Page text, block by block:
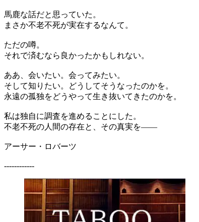
馬鹿な話だと思っていた。
まさか不老不死が実在するなんて。
ただの噂。
それで済むなら良かったかもしれない。
ああ、会いたい。会ってみたい。
そして知りたい。どうしてそうなったのかを。
永遠の孤独をどうやって生き抜いてきたのかを。
私は独自に調査を進めることにした。
不老不死の人間の存在と、その真実を――
アーサー・ロバーツ
------------